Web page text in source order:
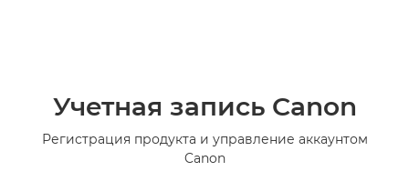
Учетная запись Canon
Регистрация продукта и управление аккаунтом
Canon